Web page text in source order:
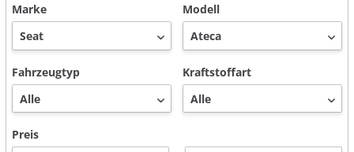
Marke
Modell
Fahrzeugtyp Kraftstoffart
Preis